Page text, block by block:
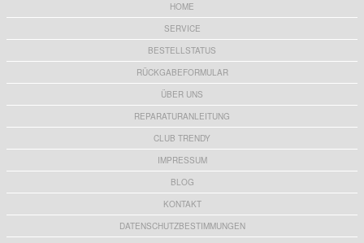
HOME
SERVICE
BESTELLSTATUS
RÜCKGABEFORMULAR
ÜBER UNS
REPARATURANLEITUNG
CLUB TRENDY
IMPRESSUM
BLOG
KONTAKT
DATENSCHUTZBESTIMMUNGEN